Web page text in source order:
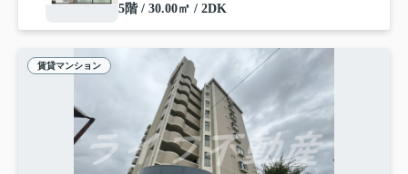
5階 / 30.00㎡ / 2DK
賃貸マンション